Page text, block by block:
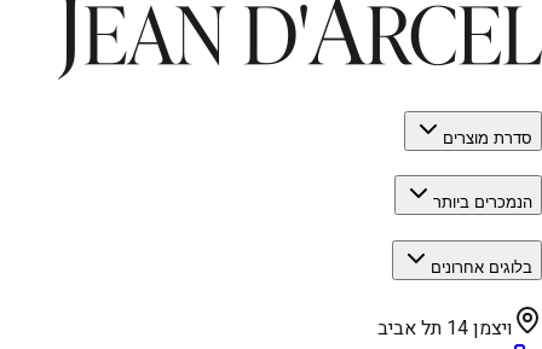
סדרת מוצרים
הנמכרים ביותר
בלוגים אחרונים
ויצמן 14 תל אביב